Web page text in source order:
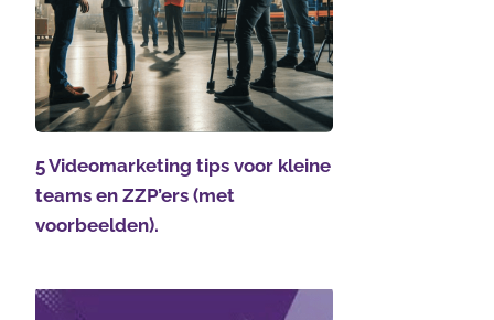
5 Videomarketing tips voor kleine
teams en ZZP’ers (met
voorbeelden).